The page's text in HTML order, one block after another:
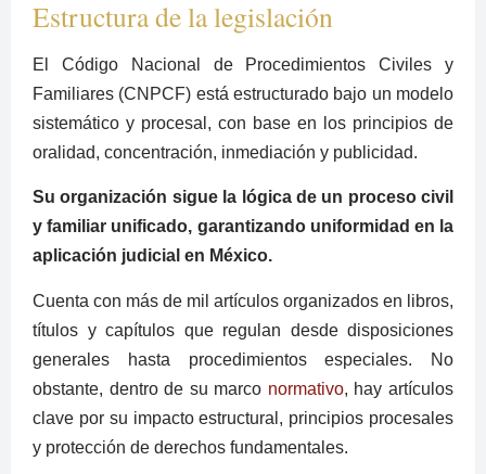
Estructura de la legislación
El Código Nacional de Procedimientos Civiles y
Familiares (CNPCF) está estructurado bajo un modelo
sistemático y procesal, con base en los principios de
oralidad, concentración, inmediación y publicidad.
Su organización sigue la lógica de un proceso civil
y familiar unificado, garantizando uniformidad en la
aplicación judicial en México.
Cuenta con más de mil artículos organizados en libros,
títulos y capítulos que regulan desde disposiciones
generales hasta procedimientos especiales. No
obstante, dentro de su marco normativo, hay artículos
clave por su impacto estructural, principios procesales
y protección de derechos fundamentales.